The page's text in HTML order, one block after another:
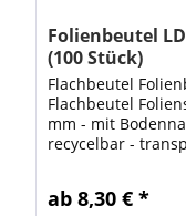
Folienbeutel
(100 Stück)
Flachbeutel
Flachbeutel
mm - mit
recycelbar -
ab 8,30 € *